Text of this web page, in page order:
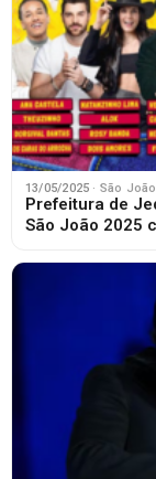
13/05/2025 · São João
Prefeitura de
São João 2025